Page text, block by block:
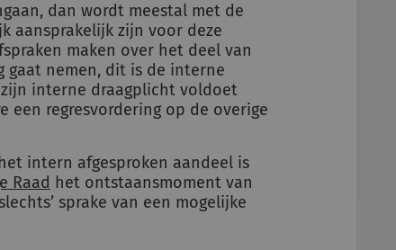
dan wordt meestal met de
aansprakelijk zijn voor deze
maken over het deel van
gaat nemen, dit is de interne
interne draagplicht voldoet
een regresvordering op de overige
intern afgesproken aandeel is
Raad het ontstaansmoment van
sprake van een mogelijke